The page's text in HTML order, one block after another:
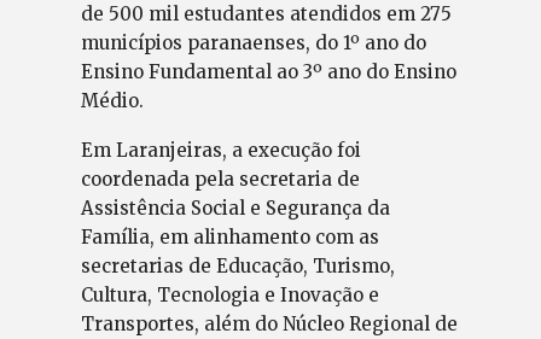
de 500 mil estudantes atendidos em 275
municípios paranaenses, do 1º ano do
Ensino Fundamental ao 3º ano do Ensino
Médio.
Em Laranjeiras, a execução foi
coordenada pela secretaria de
Assistência Social e Segurança da
Família, em alinhamento com as
secretarias de Educação, Turismo,
Cultura, Tecnologia e Inovação e
Transportes, além do Núcleo Regional de